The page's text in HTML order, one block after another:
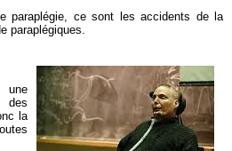
paraplégie, ce sont les accidents de la
paraplégiques.
des
la